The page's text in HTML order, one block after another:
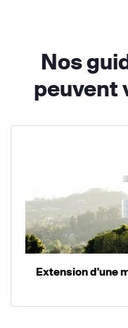
Nos
peuvent
Extension d'une